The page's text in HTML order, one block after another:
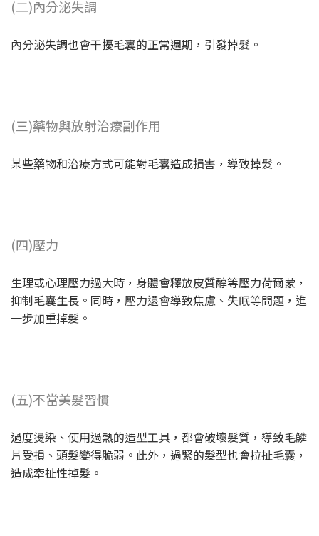
(二)內分泌失調
內分泌失調也會干擾毛囊的正常週期，引發掉髮。
(三)藥物與放射治療副作用
某些藥物和治療方式可能對毛囊造成損害，導致掉髮。
(四)壓力
生理或心理壓力過大時，身體會釋放皮質醇等壓力荷爾蒙，
抑制毛囊生長。同時，壓力還會導致焦慮、失眠等問題，進
一步加重掉髮。
(五)不當美髮習慣
過度燙染、使用過熱的造型工具，都會破壞髮質，導致毛鱗
片受損、頭髮變得脆弱。此外，過緊的髮型也會拉扯毛囊，
造成牽扯性掉髮。